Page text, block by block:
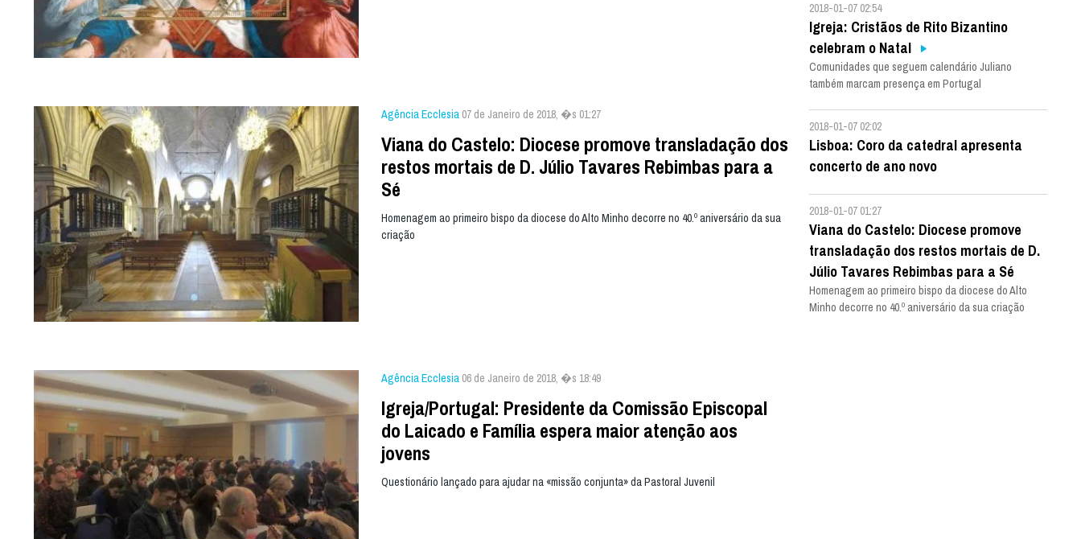
Agência Ecclesia 07 de Janeiro de 2018, �s 01:27
Viana do Castelo: Diocese promove transladação dos
restos mortais de D. Júlio Tavares Rebimbas para a
Sé
Homenagem ao primeiro bispo da diocese do Alto Minho decorre no 40.º aniversário da sua
criação
Agência Ecclesia 06 de Janeiro de 2018, �s 18:49
Igreja/Portugal: Presidente da Comissão Episcopal
do Laicado e Família espera maior atenção aos
jovens
Questionário lançado para ajudar na «missão conjunta» da Pastoral Juvenil
2018-01-07 02:54
Igreja: Cristãos de Rito Bizantino
celebram o Natal
Comunidades que seguem calendário Juliano
também marcam presença em Portugal
2018-01-07 02:02
Lisboa: Coro da catedral apresenta
concerto de ano novo
2018-01-07 01:27
Viana do Castelo: Diocese promove
transladação dos restos mortais de D.
Júlio Tavares Rebimbas para a Sé
Homenagem ao primeiro bispo da diocese do Alto
Minho decorre no 40.º aniversário da sua criação